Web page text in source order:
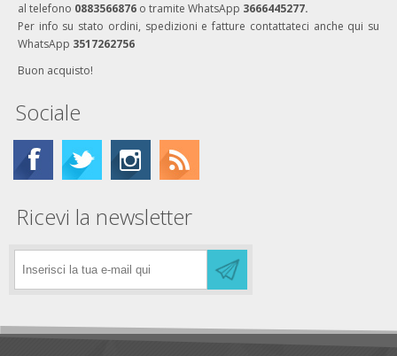
al telefono 0883566876 o tramite WhatsApp 3666445277.
Per info su stato ordini, spedizioni e fatture contattateci anche qui su
WhatsApp 3517262756
Buon acquisto!
Sociale
Ricevi la newsletter